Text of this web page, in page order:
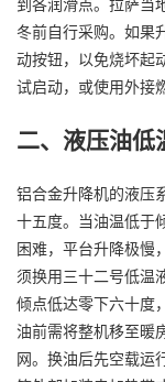
冬前自行采购。如果
动按钮，以免烧坏起
试启动，或使用外接
二、液压油低
铝合金升降机的液压
十五度。当油温低于
困难，平台升降极慢
须换用三十二号低温
倾点低达零下六十度
油前需将整机移至暖
网。换油后先空载运